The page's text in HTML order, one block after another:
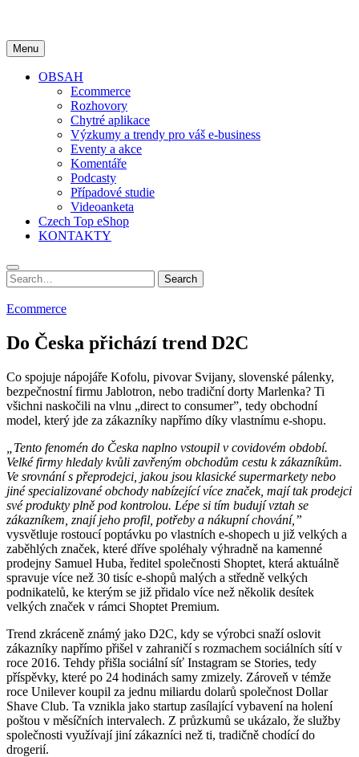
Menu
OBSAH
Ecommerce
Rozhovory
Chytré aplikace
Výzkumy a trendy pro váš e-business
Eventy a akce
Komentáře
Podcasty
Případové studie
Videoanketa
Czech Top eShop
KONTAKTY
Search
for:
Search
Ecommerce
Do Česka přichází trend D2C
Co spojuje nápojáře Kofolu, pivovar Svijany, slovenské pálenky,
bezpečnostní firmu Jablotron, nebo tradiční dorty Marlenka? Ti
všichni naskočili na vlnu „direct to consumer”, tedy obchodní
model, který jde za zákazníky napřímo díky vlastnímu e-shopu.
„Tento fenomén do Česka naplno vstoupil v covidovém období.
Velké firmy hledaly kvůli zavřeným obchodům cestu k zákazníkům.
Ve srovnání s přeprodejci, jakou jsou klasické supermarkety nebo
jiné specializované obchody nabízející více značek, mají tak prodejci
své produkty plně pod kontrolou. Lépe si tím budují vztah se
zákazníkem, znají jeho profil, potřeby a nákupní chování,”
vysvětluje rostoucí poptávku po vlastních e-shopech u již velkých a
zaběhlých značek, které dříve spoléhaly výhradně na kamenné
prodejny Samuel Huba, ředitel společnosti Shoptet, která aktuálně
spravuje více než 30 tisíc e-shopů malých a středně velkých
podnikatelů, ke kterým se již přidalo více než několik desítek
velkých značek v rámci Shoptet Premium.
Trend zkráceně známý jako D2C, kdy se výrobci snaží oslovit
zákazníky napřímo přišel v zahraničí s rozmachem sociálních sítí v
roce 2016. Tehdy přišla sociální síť Instagram se Stories, tedy
příspěvky, které po 24 hodinách samy zmizely. Zároveň v témže
roce Unilever koupil za jednu miliardu dolarů společnost Dollar
Shave Club. Ta vznikla jako startup zasílající vybavení na holení
poštou v měsíčních intervalech. Z průzkumů se ukázalo, že služby
společnosti využívají jiní zákazníci než ti, tradičně chodící do
drogerií.